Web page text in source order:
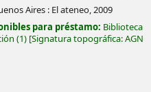
Aires : El ateneo,2009
para préstamo: Biblioteca
(1) Signatura topográfica:AGN